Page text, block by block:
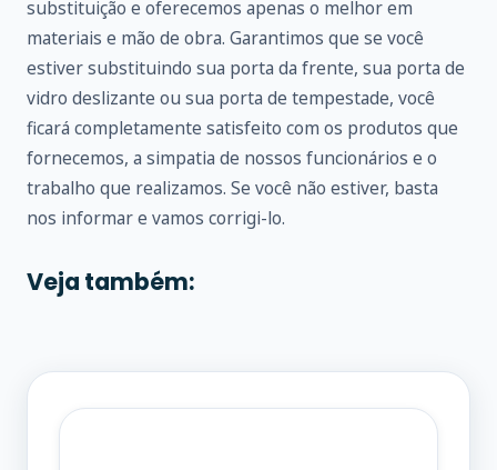
substituição e oferecemos apenas o melhor em
materiais e mão de obra. Garantimos que se você
estiver substituindo sua porta da frente, sua porta de
vidro deslizante ou sua porta de tempestade, você
ficará completamente satisfeito com os produtos que
fornecemos, a simpatia de nossos funcionários e o
trabalho que realizamos. Se você não estiver, basta
nos informar e vamos corrigi-lo.
Veja também: